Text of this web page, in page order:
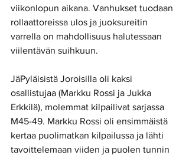
viikonlopun aikana. Vanhukset tuodaan
rollaattoreissa ulos ja juoksureitin
varrella on mahdollisuus halutessaan
viilentävän suihkuun.
JäPyläisistä Joroisilla oli kaksi
osallistujaa (Markku Rossi ja Jukka
Erkkilä), molemmat kilpailivat sarjassa
M45-49. Markku Rossi oli ensimmäistä
kertaa puolimatkan kilpailussa ja lähti
tavoittelemaan viiden ja puolen tunnin